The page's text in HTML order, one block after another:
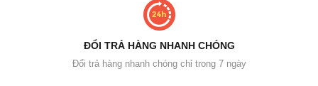
ĐỔI TRẢ HÀNG NHANH CHÓNG
Đổi trả hàng nhanh chóng chỉ trong 7 ngày